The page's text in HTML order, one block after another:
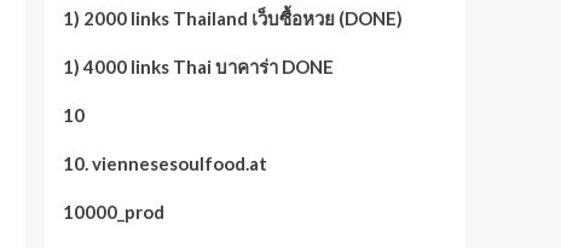
1) 2000 links Thailand เว็บซื้อหวย (DONE)
1) 4000 links Thai บาคาร่า DONE
10
10. viennesesoulfood.at
10000_prod